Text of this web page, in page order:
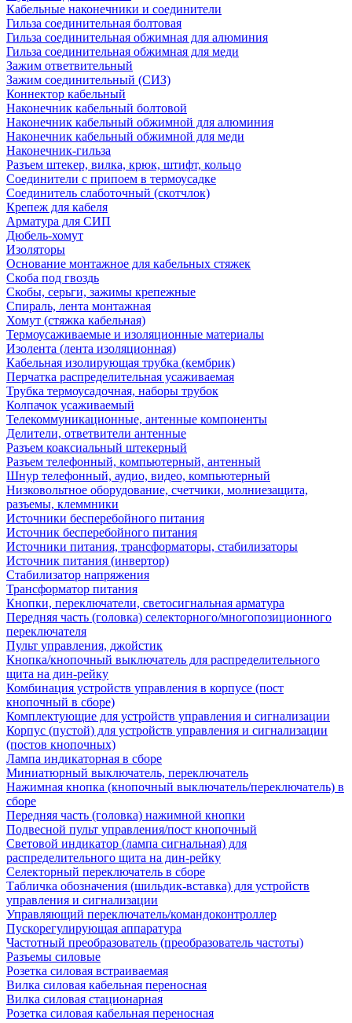
Кабельные наконечники и соединители
Гильза соединительная болтовая
Гильза соединительная обжимная для алюминия
Гильза соединительная обжимная для меди
Зажим ответвительный
Зажим соединительный (СИЗ)
Коннектор кабельный
Наконечник кабельный болтовой
Наконечник кабельный обжимной для алюминия
Наконечник кабельный обжимной для меди
Наконечник-гильза
Разъем штекер, вилка, крюк, штифт, кольцо
Соединители с припоем в термоусадке
Соединитель слаботочный (скотчлок)
Крепеж для кабеля
Арматура для СИП
Дюбель-хомут
Изоляторы
Основание монтажное для кабельных стяжек
Скоба под гвоздь
Скобы, серьги, зажимы крепежные
Спираль, лента монтажная
Хомут (стяжка кабельная)
Термоусаживаемые и изоляционные материалы
Изолента (лента изоляционная)
Кабельная изолирующая трубка (кембрик)
Перчатка распределительная усаживаемая
Трубка термоусадочная, наборы трубок
Колпачок усаживаемый
Телекоммуникационные, антенные компоненты
Делители, ответвители антенные
Разъем коаксиальный штекерный
Разъем телефонный, компьютерный, антенный
Шнур телефонный, аудио, видео, компьютерный
Низковольтное оборудование, счетчики, молниезащита,
разъемы, клеммники
Источники бесперебойного питания
Источник бесперебойного питания
Источники питания, трансформаторы, стабилизаторы
Источник питания (инвертор)
Стабилизатор напряжения
Трансформатор питания
Кнопки, переключатели, светосигнальная арматура
Передняя часть (головка) селекторного/многопозиционного
переключателя
Пульт управления, джойстик
Кнопка/кнопочный выключатель для распределительного
щита на дин-рейку
Комбинация устройств управления в корпусе (пост
кнопочный в сборе)
Комплектующие для устройств управления и сигнализации
Корпус (пустой) для устройств управления и сигнализации
(постов кнопочных)
Лампа индикаторная в сборе
Миниатюрный выключатель, переключатель
Нажимная кнопка (кнопочный выключатель/переключатель) в
сборе
Передняя часть (головка) нажимной кнопки
Подвесной пульт управления/пост кнопочный
Световой индикатор (лампа сигнальная) для
распределительного щита на дин-рейку
Селекторный переключатель в сборе
Табличка обозначения (шильдик-вставка) для устройств
управления и сигнализации
Управляющий переключатель/командоконтроллер
Пускорегулирующая аппаратура
Частотный преобразователь (преобразователь частоты)
Разъемы силовые
Розетка силовая встраиваемая
Вилка силовая кабельная переносная
Вилка силовая стационарная
Розетка силовая кабельная переносная